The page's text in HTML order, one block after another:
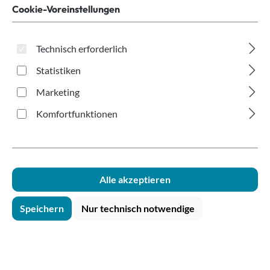
102mm
Cookie-Voreinstellungen
Technisch erforderlich
Statistiken
Marketing
Komfortfunktionen
Alle akzeptieren
Speichern Nur technisch notwendige